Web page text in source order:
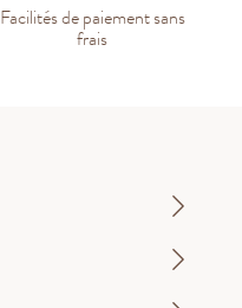
Facilités de paiement sans
frais